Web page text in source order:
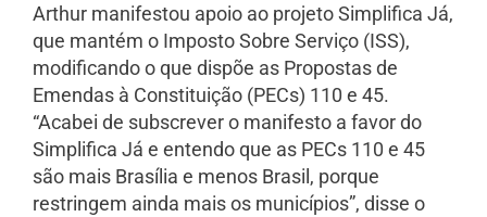
Arthur manifestou apoio ao projeto Simplifica Já,
que mantém o Imposto Sobre Serviço (ISS),
modificando o que dispõe as Propostas de
Emendas à Constituição (PECs) 110 e 45.
“Acabei de subscrever o manifesto a favor do
Simplifica Já e entendo que as PECs 110 e 45
são mais Brasília e menos Brasil, porque
restringem ainda mais os municípios”, disse o